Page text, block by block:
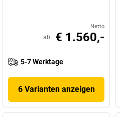
Netto
ab € 1.560,-
5-7 Werktage
6 Varianten anzeigen